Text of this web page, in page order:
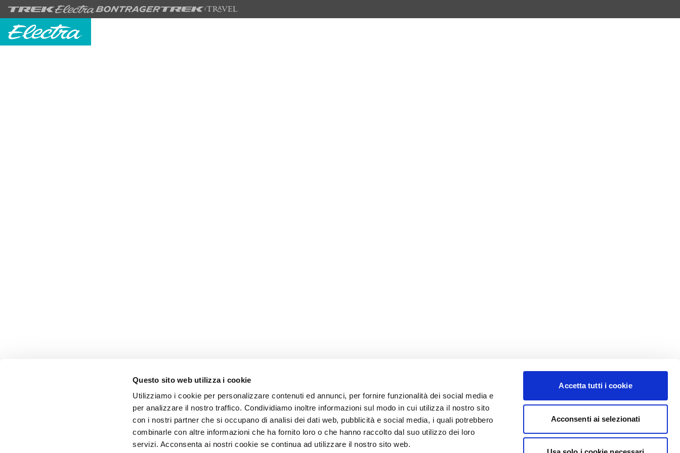
Questo sito web utilizza i cookie
Utilizziamo i cookie per personalizzare contenuti ed annunci, per fornire funzionalità dei social media e
per analizzare il nostro traffico. Condividiamo inoltre informazioni sul modo in cui utilizza il nostro sito
con i nostri partner che si occupano di analisi dei dati web, pubblicità e social media, i quali potrebbero
combinarle con altre informazioni che ha fornito loro o che hanno raccolto dal suo utilizzo dei loro
servizi. Acconsenta ai nostri cookie se continua ad utilizzare il nostro sito web.
Accetta tutti i cookie
Acconsenti ai selezionati